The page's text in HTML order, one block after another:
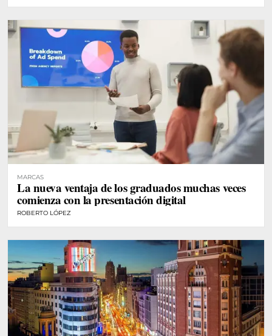
MARCAS
La nueva ventaja de los graduados muchas veces
comienza con la presentación digital
ROBERTO LÓPEZ